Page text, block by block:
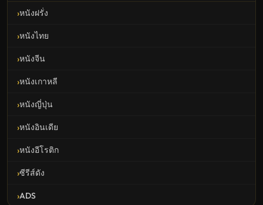
หนังฝรั่ง
หนังไทย
หนังจีน
หนังเกาหลี
หนังญี่ปุ่น
หนังอินเดีย
หนังอีโรติก
ซีรีส์ดัง
ADS